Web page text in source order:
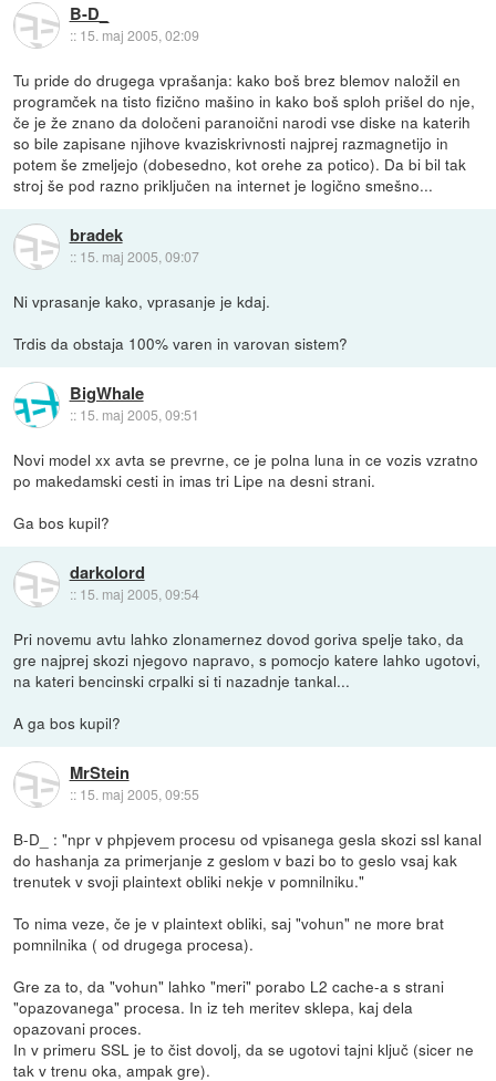
B-D_
:: 15. maj 2005, 02:09
Tu pride do drugega vprašanja: kako boš brez blemov naložil en
programček na tisto fizično mašino in kako boš sploh prišel do nje,
če je že znano da določeni paranoični narodi vse diske na katerih
so bile zapisane njihove kvaziskrivnosti najprej razmagnetijo in
potem še zmeljejo (dobesedno, kot orehe za potico). Da bi bil tak
stroj še pod razno priključen na internet je logično smešno...
bradek
:: 15. maj 2005, 09:07
Ni vprasanje kako, vprasanje je kdaj.
Trdis da obstaja 100% varen in varovan sistem?
BigWhale
:: 15. maj 2005, 09:51
Novi model xx avta se prevrne, ce je polna luna in ce vozis vzratno
po makedamski cesti in imas tri Lipe na desni strani.
Ga bos kupil?
darkolord
:: 15. maj 2005, 09:54
Pri novemu avtu lahko zlonamernez dovod goriva spelje tako, da
gre najprej skozi njegovo napravo, s pomocjo katere lahko ugotovi,
na kateri bencinski crpalki si ti nazadnje tankal...
A ga bos kupil?
MrStein
:: 15. maj 2005, 09:55
B-D_ : "npr v phpjevem procesu od vpisanega gesla skozi ssl kanal
do hashanja za primerjanje z geslom v bazi bo to geslo vsaj kak
trenutek v svoji plaintext obliki nekje v pomnilniku."
To nima veze, če je v plaintext obliki, saj "vohun" ne more brat
pomnilnika ( od drugega procesa).
Gre za to, da "vohun" lahko "meri" porabo L2 cache-a s strani
"opazovanega" procesa. In iz teh meritev sklepa, kaj dela
opazovani proces.
In v primeru SSL je to čist dovolj, da se ugotovi tajni ključ (sicer ne
tak v trenu oka, ampak gre).